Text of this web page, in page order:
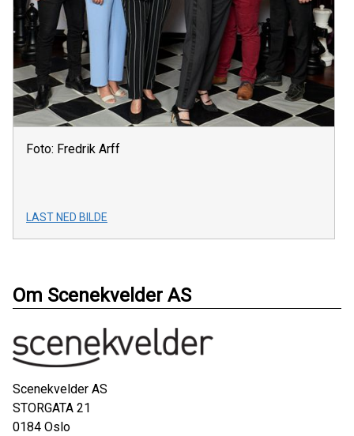
Foto: Fredrik Arff
LAST NED BILDE
Om Scenekvelder AS
Scenekvelder AS
STORGATA 21
0184 Oslo